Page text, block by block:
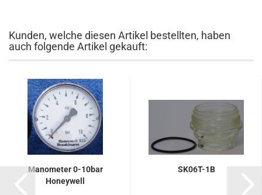
Kunden, welche diesen Artikel bestellten, haben
auch folgende Artikel gekauft:
Manometer 0-10bar
Honeywell
SK06T-1B